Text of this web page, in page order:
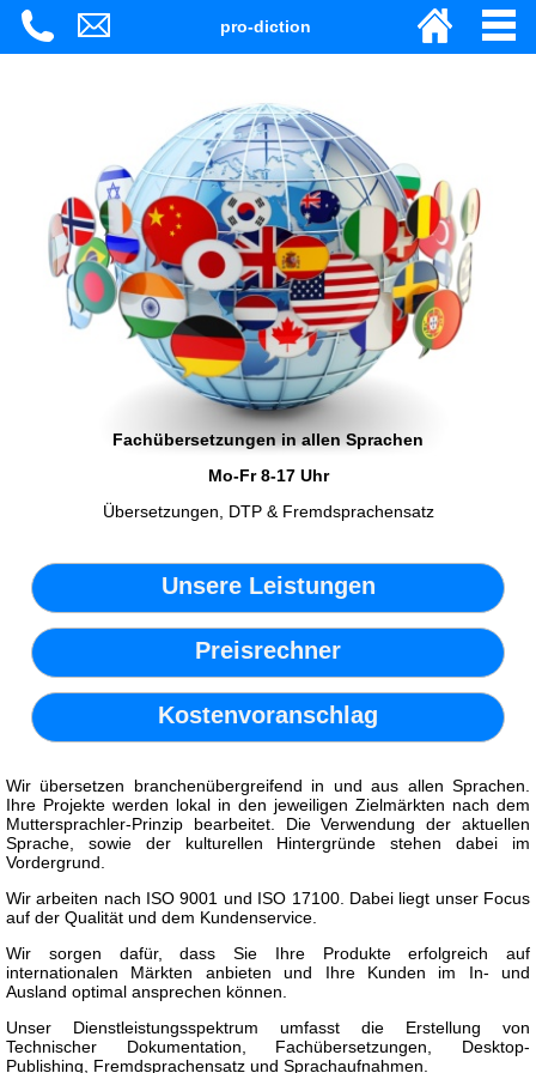
pro-diction
Fachübersetzungen in allen Sprachen
Mo-Fr 8-17 Uhr
Übersetzungen, DTP & Fremdsprachensatz
Unsere Leistungen
Preisrechner
Kostenvoranschlag
Wir übersetzen branchenübergreifend in und aus allen Sprachen.
Ihre Projekte werden lokal in den jeweiligen Zielmärkten nach dem
Muttersprachler-Prinzip bearbeitet. Die Verwendung der aktuellen
Sprache, sowie der kulturellen Hintergründe stehen dabei im
Vordergrund.
Wir arbeiten nach ISO 9001 und ISO 17100. Dabei liegt unser Focus
auf der Qualität und dem Kundenservice.
Wir sorgen dafür, dass Sie Ihre Produkte erfolgreich auf
internationalen Märkten anbieten und Ihre Kunden im In- und
Ausland optimal ansprechen können.
Unser Dienstleistungsspektrum umfasst die Erstellung von
Technischer Dokumentation, Fachübersetzungen, Desktop-
Publishing, Fremdsprachensatz und Sprachaufnahmen.